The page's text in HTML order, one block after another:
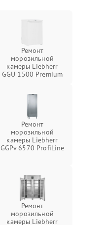
Ремонт
морозильной
камеры Liebherr
GGU 1500 Premium
Ремонт
морозильной
камеры Liebherr
GGPv 6570 ProfiLine
Ремонт
морозильной
камеры Liebherr